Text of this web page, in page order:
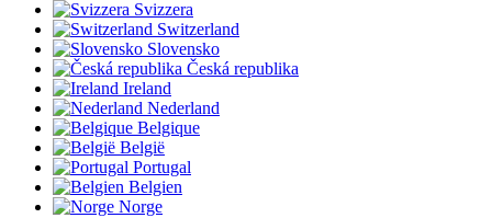
Svizzera
Switzerland
Slovensko
Česká republika
Ireland
Nederland
Belgique
België
Portugal
Belgien
Norge